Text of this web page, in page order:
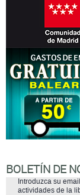
BOLETÍN DE
Introduzca su
actividades de la